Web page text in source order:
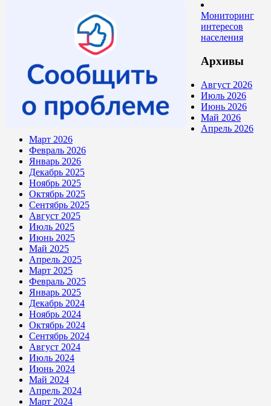
Мониторинг
интересов
населения
Архивы
Август 2026
Июль 2026
Июнь 2026
Май 2026
Апрель 2026
Март 2026
Февраль 2026
Январь 2026
Декабрь 2025
Ноябрь 2025
Октябрь 2025
Сентябрь 2025
Август 2025
Июль 2025
Июнь 2025
Май 2025
Апрель 2025
Март 2025
Февраль 2025
Январь 2025
Декабрь 2024
Ноябрь 2024
Октябрь 2024
Сентябрь 2024
Август 2024
Июль 2024
Июнь 2024
Май 2024
Апрель 2024
Март 2024